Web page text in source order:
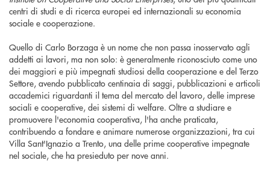
centri di studi e di ricerca europei ed internazionali su economia
sociale e cooperazione.
Quello di Carlo Borzaga è un nome che non passa inosservato agli
addetti ai lavori, ma non solo: è generalmente riconosciuto come uno
dei maggiori e più impegnati studiosi della cooperazione e del Terzo
Settore, avendo pubblicato centinaia di saggi, pubblicazioni e articoli
accademici riguardanti il tema del mercato del lavoro, delle imprese
sociali e cooperative, dei sistemi di welfare. Oltre a studiare e
promuovere l'economia cooperativa, l'ha anche praticata,
contribuendo a fondare e animare numerose organizzazioni, tra cui
Villa Sant'Ignazio a Trento, una delle prime cooperative impegnate
nel sociale, che ha presieduto per nove anni.